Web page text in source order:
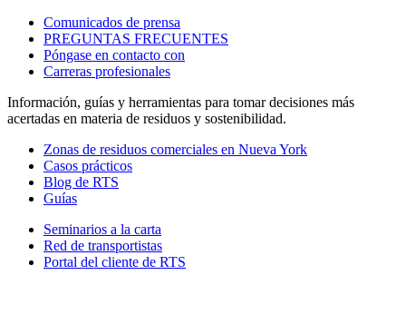
Comunicados de prensa
PREGUNTAS FRECUENTES
Póngase en contacto con
Carreras profesionales
Información, guías y herramientas para tomar decisiones más
acertadas en materia de residuos y sostenibilidad.
Zonas de residuos comerciales en Nueva York
Casos prácticos
Blog de RTS
Guías
Seminarios a la carta
Red de transportistas
Portal del cliente de RTS